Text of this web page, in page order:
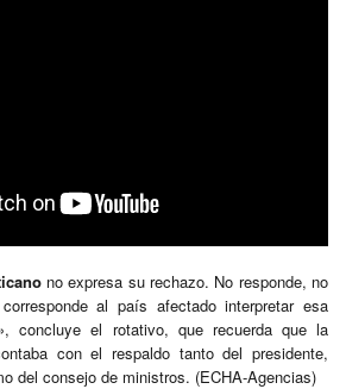
no expresa su rechazo. No responde, no
al país afectado interpretar esa
concluye el rotativo, que recuerda que la
con el respaldo tanto del presidente,
del consejo de ministros. (ECHA-Agencias)